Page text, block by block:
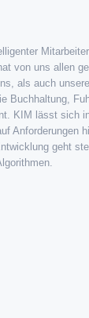
von uns allen
als auch
Buchhaltung,
KIM lässt sich
Anforderungen
geht